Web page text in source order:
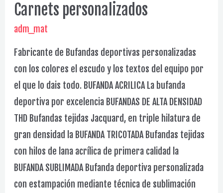
Carnets personalizados
adm_mat
Fabricante de Bufandas deportivas personalizadas
con los colores el escudo y los textos del equipo por
el que lo dais todo. BUFANDA ACRILICA La bufanda
deportiva por excelencia BUFANDAS DE ALTA DENSIDAD
THD Bufandas tejidas Jacquard, en triple hilatura de
gran densidad la BUFANDA TRICOTADA Bufandas tejidas
con hilos de lana acrílica de primera calidad la
BUFANDA SUBLIMADA Bufanda deportiva personalizada
con estampación mediante técnica de sublimación